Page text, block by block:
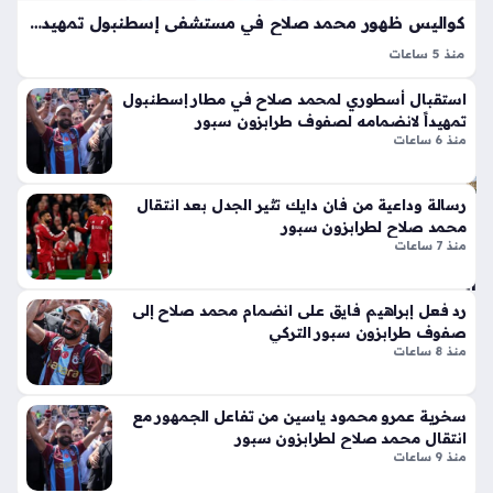
لا
أيق
ونت
ها
الج
دة
ذا
ت
ني
شر
أس
ونا
قل
البا
رز
منذ
58
دقي
الج
ام
الق
اس
مي
ة
با
ب
كواليس ظهور محمد صلاح في مستشفى إسطنبول تمهيداً للانضمام إلى طرابزون سبور التركي
منذ 5 ساعات
الخطوة الحاسمة قبل التوقيع الرسمي؛ إذ توجه النجم المصري
صباح اليوم نحو مستشفى أجيبادم ماسلاك بمدينة إسطنبول لإجراء
استقبال أسطوري لمحمد صلاح في مطار إسطنبول
تمهيداً لانضمامه لصفوف طرابزون سبور
منذ 6 ساعات
رسالة وداعية من فان دايك تثير الجدل بعد انتقال
محمد صلاح لطرابزون سبور
منذ 7 ساعات
رد فعل إبراهيم فايق على انضمام محمد صلاح إلى
صفوف طرابزون سبور التركي
منذ 8 ساعات
سخرية عمرو محمود ياسين من تفاعل الجمهور مع
انتقال محمد صلاح لطرابزون سبور
منذ 9 ساعات